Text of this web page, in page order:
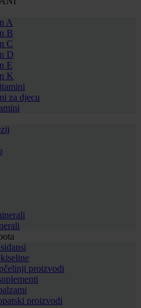
A
B
C
D
E
K
za djecu
proizvodi
proizvodi